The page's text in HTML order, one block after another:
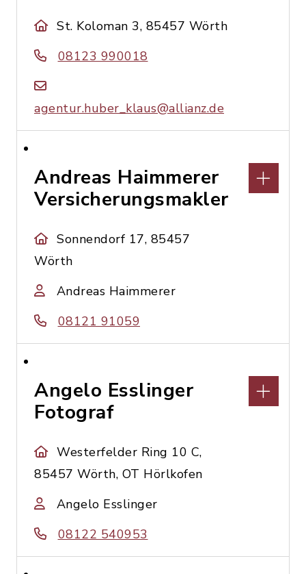
St. Koloman 3, 85457 Wörth
08123 990018
agentur.huber_klaus@allianz.de
Andreas Haimmerer
Versicherungsmakler
Sonnendorf 17, 85457
Wörth
Andreas Haimmerer
08121 91059
Angelo Esslinger
Fotograf
Westerfelder Ring 10 C,
85457 Wörth, OT Hörlkofen
Angelo Esslinger
08122 540953